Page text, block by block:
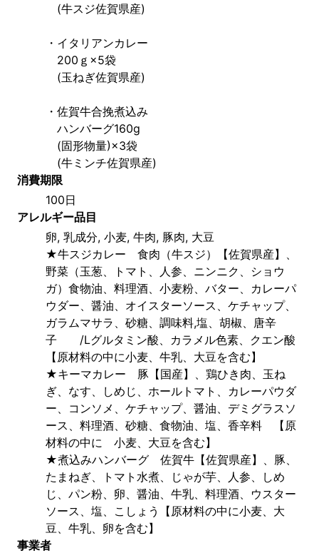
(牛スジ佐賀県産)
・イタリアンカレー
200ｇ×5袋
(玉ねぎ佐賀県産)
・佐賀牛合挽煮込み
ハンバーグ160g
(固形物量)×3袋
(牛ミンチ佐賀県産)
消費期限
100日
アレルギー品目
卵, 乳成分, 小麦, 牛肉, 豚肉, 大豆
★牛スジカレー　食肉（牛スジ）【佐賀県産】、
野菜（玉葱、トマト、人参、ニンニク、ショウ
ガ）食物油、料理酒、小麦粉、バター、カレーパ
ウダー、醤油、オイスターソース、ケチャップ、
ガラムマサラ、砂糖、調味料,塩、胡椒、唐辛
子　　/Lグルタミン酸、カラメル色素、クエン酸
【原材料の中に小麦、牛乳、大豆を含む】
★キーマカレー　豚【国産】、鶏ひき肉、玉ね
ぎ、なす、しめじ、ホールトマト、カレーパウダ
ー、コンソメ、ケチャップ、醤油、デミグラスソ
ース、料理酒、砂糖、食物油、塩、香辛料　【原
材料の中に　小麦、大豆を含む】
★煮込みハンバーグ　佐賀牛【佐賀県産】、豚、
たまねぎ、トマト水煮、じゃが芋、人参、しめ
じ、パン粉、卵、醤油、牛乳、料理酒、ウスター
ソース、塩、こしょう【原材料の中に小麦、大
豆、牛乳、卵を含む】
事業者